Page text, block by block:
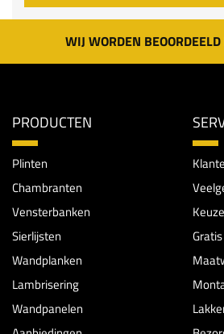
WIJ WORDEN
PRODUCTEN
Plinten
Chambranten
Vensterbanken
Sierlijsten
Wandplanken
Lambrisering
Wandpanelen